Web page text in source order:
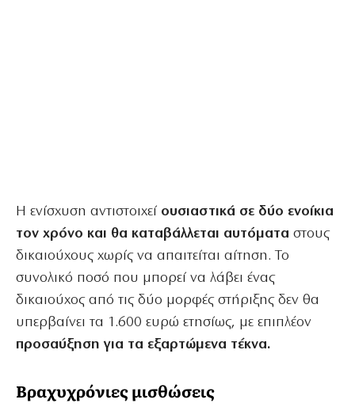
Η ενίσχυση αντιστοιχεί ουσιαστικά σε δύο ενοίκια
τον χρόνο και θα καταβάλλεται αυτόματα στους
δικαιούχους χωρίς να απαιτείται αίτηση. Το
συνολικό ποσό που μπορεί να λάβει ένας
δικαιούχος από τις δύο μορφές στήριξης δεν θα
υπερβαίνει τα 1.600 ευρώ ετησίως, με επιπλέον
προσαύξηση για τα εξαρτώμενα τέκνα.
Βραχυχρόνιες μισθώσεις